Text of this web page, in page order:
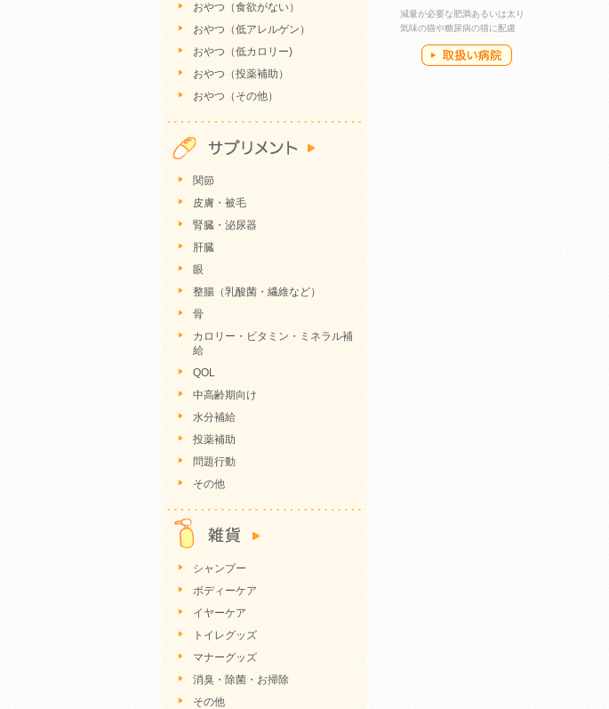
減量が必要な肥満あるいは太り
気味の猫や糖尿病の猫に配慮
おやつ（食欲がない）
おやつ（低アレルゲン）
おやつ（低カロリー)
おやつ（投薬補助）
おやつ（その他）
関節
皮膚・被毛
腎臓・泌尿器
肝臓
眼
整腸（乳酸菌・繊維など）
骨
カロリー・ビタミン・ミネラル補
給
QOL
中高齢期向け
水分補給
投薬補助
問題行動
その他
シャンプー
ボディーケア
イヤーケア
トイレグッズ
マナーグッズ
消臭・除菌・お掃除
その他